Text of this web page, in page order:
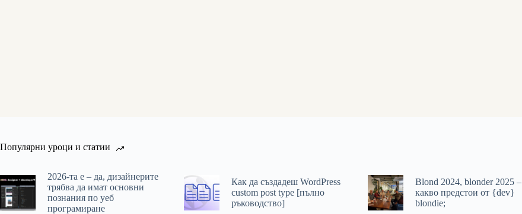
Популярни уроци и статии
2026-та е – да, дизайнерите
трябва да имат основни
познания по уеб
програмиране
Как да създадеш WordPress
custom post type [пълно
ръководство]
Blond 2024, blonder 2025 –
какво предстои от {dev}
blondie;